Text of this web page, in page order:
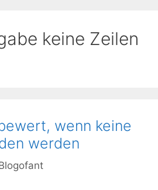
keine Zeilen
wenn keine
werden